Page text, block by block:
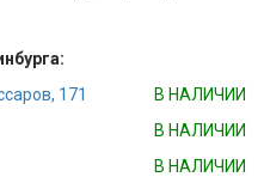
171
В НАЛИЧИИ
В НАЛИЧИИ
В НАЛИЧИИ